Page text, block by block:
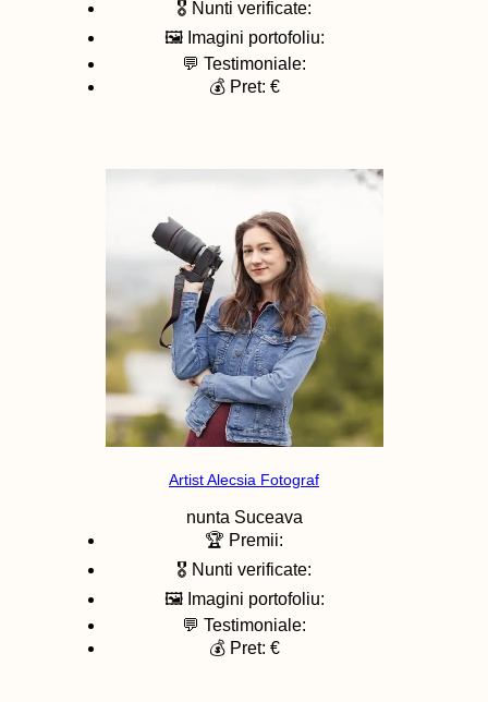
🎖️ Nunti verificate:
🖼️ Imagini portofoliu:
💬 Testimoniale:
💰 Pret: €
Artist Alecsia Fotograf
nunta Suceava
🏆 Premii:
🎖️ Nunti verificate:
🖼️ Imagini portofoliu:
💬 Testimoniale:
💰 Pret: €